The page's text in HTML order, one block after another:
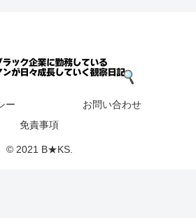
ー
お問い合わせ
免責事項
© 2021 B★KS.